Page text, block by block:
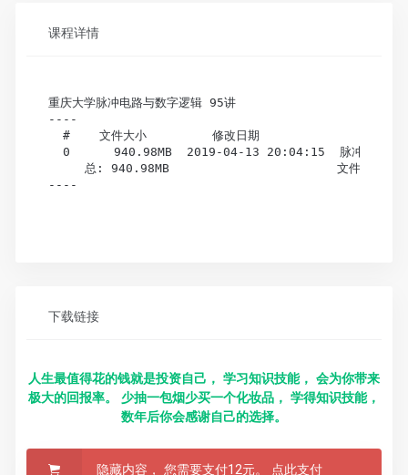
课程详情
重庆大学脉冲电路与数字逻辑 95讲
----
#    文件大小         修改日期
0      940.98MB  2019-04-13 20:04:15  脉冲电路与
总: 940.98MB                       文件总
----
下载链接
人生最值得花的钱就是投资自己， 学习知识技能， 会为你带来
极大的回报率。 少抽一包烟少买一个化妆品， 学得知识技能，
数年后你会感谢自己的选择。
隐藏内容， 您需要支付12元。 点此支付